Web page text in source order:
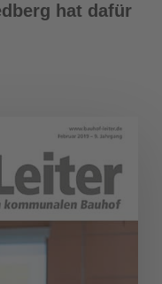
hat dafür